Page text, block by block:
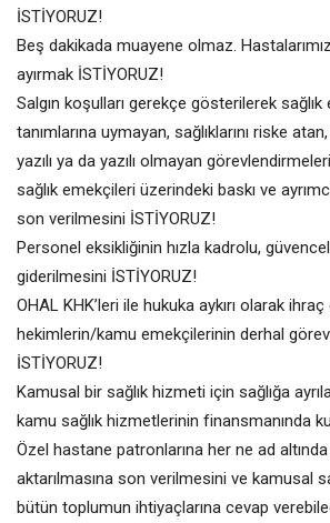
İSTİYORUZ!
Beş dakikada muayene olmaz.
ayırmak İSTİYORUZ!
Salgın koşulları gerekçe gösterilerek
tanımlarına uymayan, sağlıklarını riske
yazılı ya da yazılı olmayan
sağlık emekçileri üzerindeki baskı ve
son verilmesini İSTİYORUZ!
Personel eksikliğinin hızla kadrolu,
giderilmesini İSTİYORUZ!
OHAL KHK’leri ile hukuka aykırı olarak
hekimlerin/kamu emekçilerinin derhal
İSTİYORUZ!
Kamusal bir sağlık hizmeti için sağlığa
kamu sağlık hizmetlerinin finansmanında
Özel hastane patronlarına her ne ad
aktarılmasına son verilmesini ve kamusal
bütün toplumun ihtiyaçlarına cevap